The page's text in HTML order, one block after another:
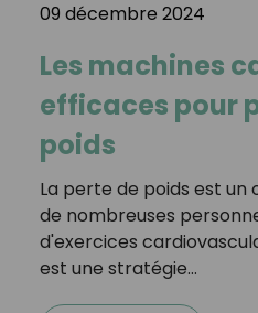
09 décembre 2024
Les machines
efficaces pour
poids
La perte de poids est
de nombreuses
d'exercices
est une stratégie…